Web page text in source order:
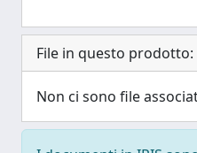
File in questo prodotto:
Non ci sono file